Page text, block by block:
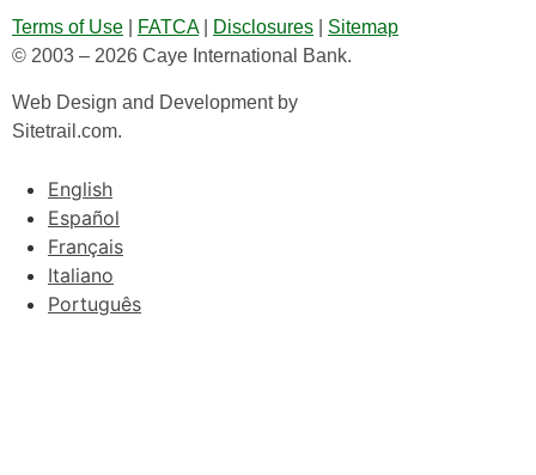
Terms of Use FATCA| Disclosures
Sitemap
© 2003 – 2026 Caye International Bank.
Web Design and Development by
Sitetrail.com.
English
Español
Français
Italiano
Português